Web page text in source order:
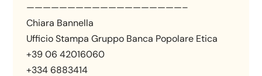
———————————————————–
Chiara Bannella
Ufficio Stampa Gruppo Banca Popolare Etica
+39 06 42016060
+334 6883414